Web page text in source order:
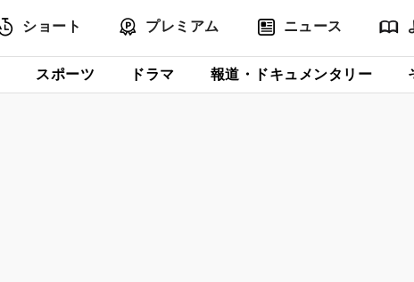
ショート プレミアム ニュース
スポーツ ドラマ 報道・ドキュメンタリー